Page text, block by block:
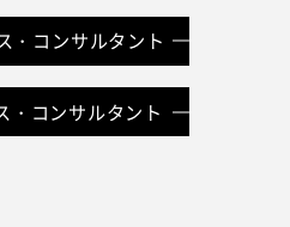
・コンサルタント
・コンサルタント
クニシャン
すスキル
ス・アドバイザー
クト・ジーニアス
ト・ジーニアス
ネジャー